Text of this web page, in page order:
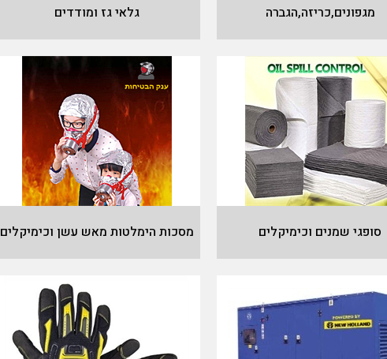
מגפונים,כריזה,הגברה גלאי גז ומודדים
סופגי שמנים וכימיקלים מסכות הימלטות מאש עשן וכימיקלים